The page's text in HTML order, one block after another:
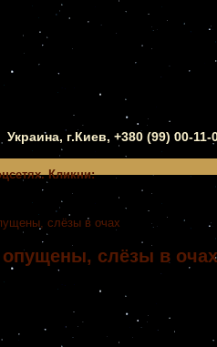
Украина, г.Киев, +380 (99) 00-
Кликни:
слёзы в очах
опущены, слёзы в очах